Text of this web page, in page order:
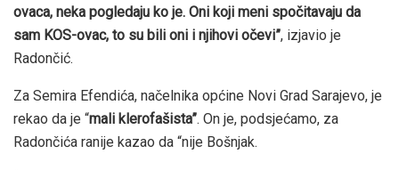
ovaca, neka pogledaju ko je. Oni koji meni spočitavaju da
sam KOS-ovac, to su bili oni i njihovi očevi”, izjavio je
Radončić.
Za Semira Efendića, načelnika općine Novi Grad Sarajevo, je
rekao da je “mali klerofašista”. On je, podsjećamo, za
Radončića ranije kazao da “nije Bošnjak.